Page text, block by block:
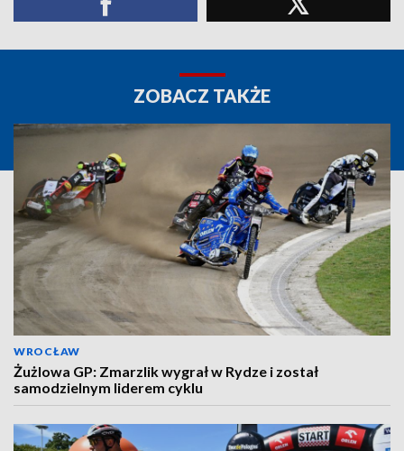
ZOBACZ TAKŻE
WROCŁAW
Żużlowa GP: Zmarzlik wygrał w Rydze i został
samodzielnym liderem cyklu